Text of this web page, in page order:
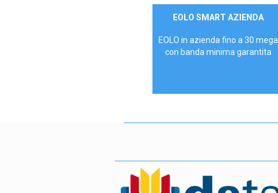
Contattaci
EOLO SMART AZIENDA
EOLO in azienda fino a 30 mega
con banda minima garantita